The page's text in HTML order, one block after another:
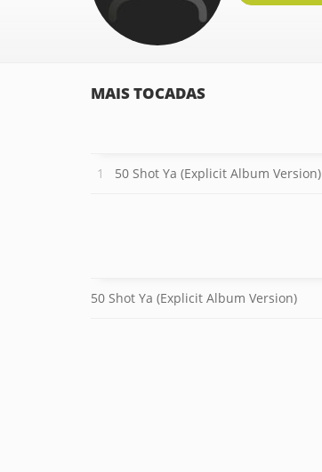
MAIS TOCADAS
50 Shot Ya (Explicit Album Version)
50 Shot Ya (Explicit Album Version)